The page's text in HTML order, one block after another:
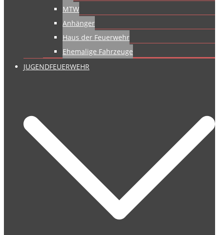
MTW
Anhänger
Haus der Feuerwehr
Ehemalige Fahrzeuge
JUGENDFEUERWEHR